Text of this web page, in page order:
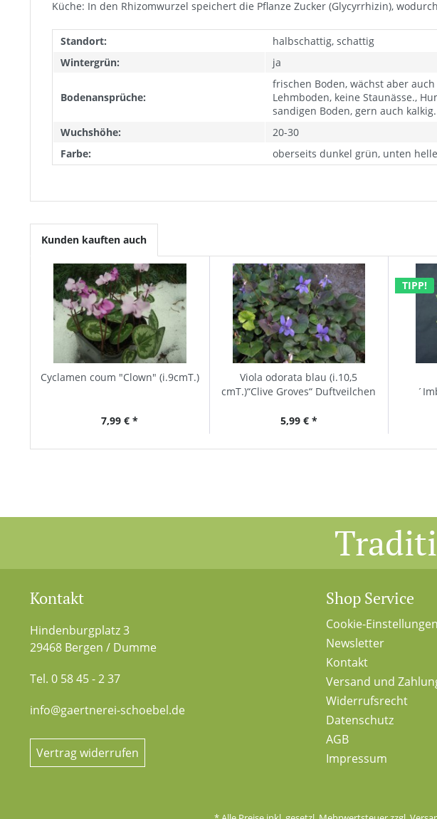
Küche: In den Rhizomwurzel speichert die Pflanze Zucker (Glycyrrhizin),
Standort:
halbschattig, schattig
Wintergrün:
ja
Bodenansprüche:
frischen Boden, wächst aber
Lehmboden, keine Staunässe.,
sandigen Boden, gern auch kalkig.
Wuchshöhe:
20-30
Farbe:
oberseits dunkel grün, unten
Kunden kauften auch
Cyclamen coum "Clown" (i.9cmT.)
7,99 € *
Viola odorata blau (i.10,5
cmT.)“Clive Groves“ Duftveilchen
5,99 € *
TIPP!
Kontakt
Hindenburgplatz 3
29468 Bergen / Dumme
Tel. 0 58 45 - 2 37
info@gaertnerei-schoebel.de
Vertrag widerrufen
Shop Service
Cookie-Einstellungen
Newsletter
Kontakt
Versand und
Widerrufsrecht
Datenschutz
AGB
Impressum